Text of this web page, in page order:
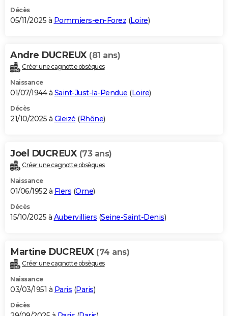
Décès
05/11/2025 à Pommiers-en-Forez (Loire)
Andre DUCREUX (81 ans)
Créer une cagnotte obsèques
Naissance
01/07/1944 à Saint-Just-la-Pendue (Loire)
Décès
21/10/2025 à Gleizé (Rhône)
Joel DUCREUX (73 ans)
Créer une cagnotte obsèques
Naissance
01/06/1952 à Flers (Orne)
Décès
15/10/2025 à Aubervilliers (Seine-Saint-Denis)
Martine DUCREUX (74 ans)
Créer une cagnotte obsèques
Naissance
03/03/1951 à Paris (Paris)
Décès